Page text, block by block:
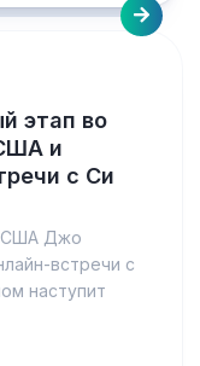
этап во
и
с Си
США Джо
встречи с
наступит